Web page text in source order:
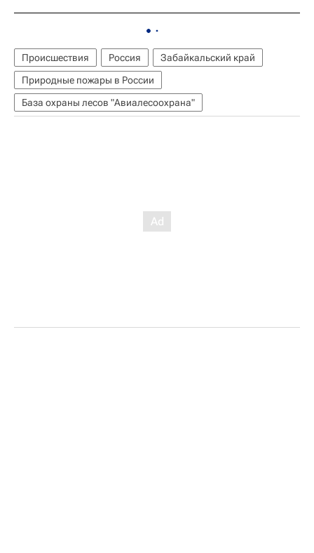
Происшествия Россия
Забайкальский край
Природные пожары в России
База охраны лесов "Авиалесоохрана"